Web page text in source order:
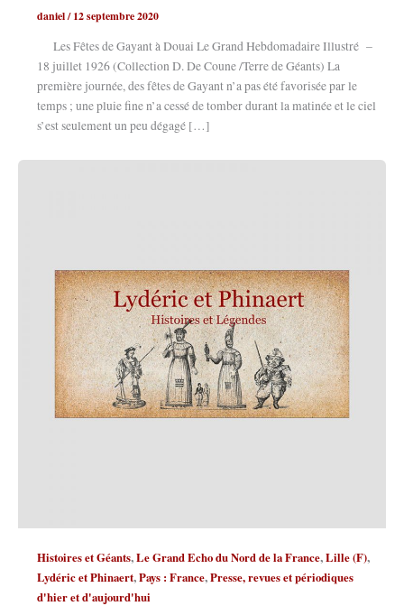
daniel/12 septembre 2020
Les Fêtes de Gayant à Douai Le Grand Hebdomadaire Illustré –
18 juillet 1926 (Collection D. De Coune /Terre de Géants) La
première journée, des fêtes de Gayant n’a pas été favorisée par le
temps ; une pluie fine n’a cessé de tomber durant la matinée et le ciel
s’est seulement un peu dégagé […]
Histoires et Géants,Le Grand Echo du Nord de la France,Lille (F),
Lydéric et Phinaert,Pays : France,Presse, revues et périodiques
d'hier et d'aujourd'hui